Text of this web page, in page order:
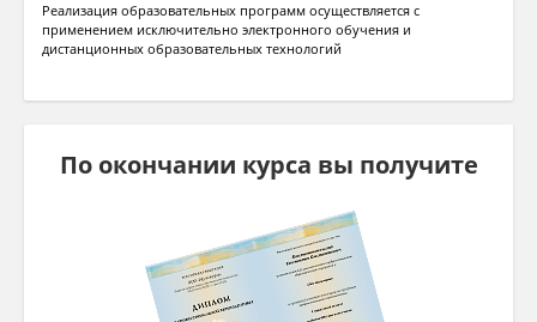
Реализация образовательных программ осуществляется с
применением исключительно электронного обучения и
дистанционных образовательных технологий
По окончании курса вы получите